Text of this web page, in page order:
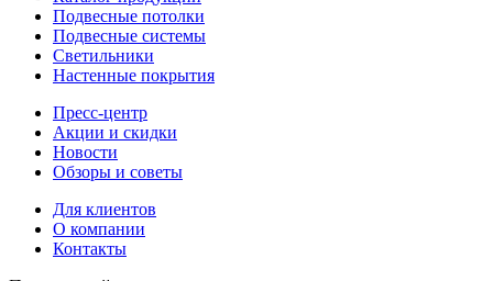
Подвесные потолки
Подвесные системы
Светильники
Настенные покрытия
Пресс-центр
Акции и скидки
Новости
Обзоры и советы
Для клиентов
О компании
Контакты